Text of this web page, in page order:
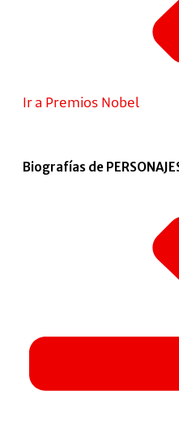
Ir a Premios Nobel
Biografías de